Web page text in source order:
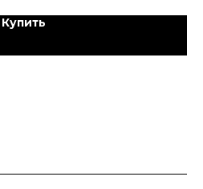
Купить